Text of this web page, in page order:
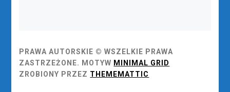
PRAWA AUTORSKIE © WSZELKIE PRAWA
ZASTRZEŻONE. MOTYW MINIMAL GRID
ZROBIONY PRZEZ THEMEMATTIC